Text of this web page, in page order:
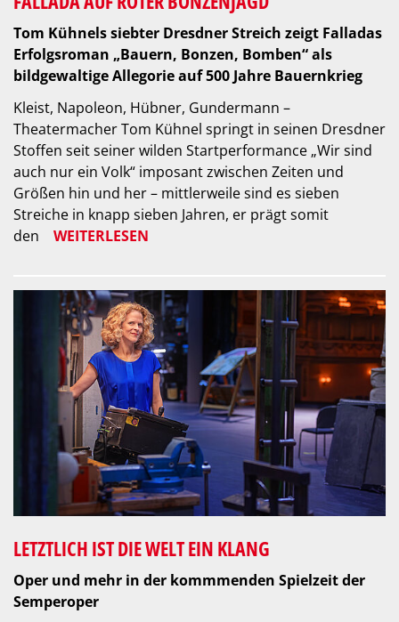
Tom Kühnels siebter Dresdner Streich zeigt Falladas
Erfolgsroman „Bauern, Bonzen, Bomben“ als
bildgewaltige Allegorie auf 500 Jahre Bauernkrieg
Kleist, Napoleon, Hübner, Gundermann –
Theatermacher Tom Kühnel springt in seinen Dresdner
Stoffen seit seiner wilden Startperformance „Wir sind
auch nur ein Volk“ imposant zwischen Zeiten und
Größen hin und her – mittlerweile sind es sieben
Streiche in knapp sieben Jahren, er prägt somit
den
WEITERLESEN
LETZTLICH IST DIE WELT EIN KLANG
Oper und mehr in der kommmenden Spielzeit der
Semperoper